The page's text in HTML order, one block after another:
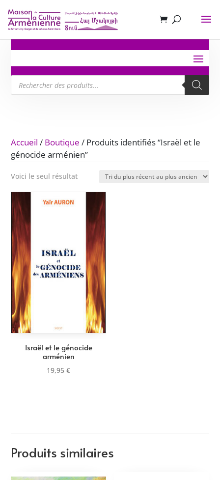
Recherche
de
produits
Accueil / Boutique / Produits identifiés “Israël et le
génocide arménien”
Voici le seul résultat
Israël et le génocide
arménien
19,95€
Produits similaires